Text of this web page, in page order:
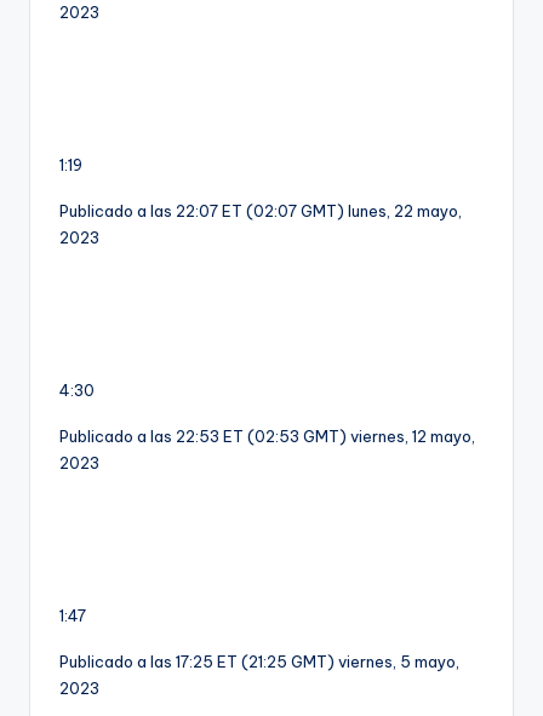
2023
1:19
Publicado a las 22:07 ET (02:07 GMT) lunes, 22 mayo,
2023
4:30
Publicado a las 22:53 ET (02:53 GMT) viernes, 12 mayo,
2023
1:47
Publicado a las 17:25 ET (21:25 GMT) viernes, 5 mayo,
2023